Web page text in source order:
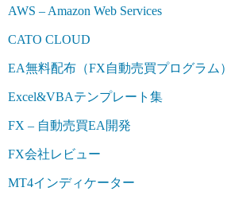
AWS – Amazon Web Services
CATO CLOUD
EA無料配布（FX自動売買プログラム）
Excel&VBAテンプレート集
FX – 自動売買EA開発
FX会社レビュー
MT4インディケーター